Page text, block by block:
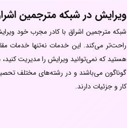
ویرایش در شبکه مترجمین
شبکه مترجمین اشراق با کادر مجرب خود
راحت‌تر می‌کند. این خدمات نه‌تنها خدمات
هستید که نمی‌توانید ویرایش را مدیریت کنید،
گوناگون می‌باشند و در رشته‌های مختلف
کار و جزئیات دارند.